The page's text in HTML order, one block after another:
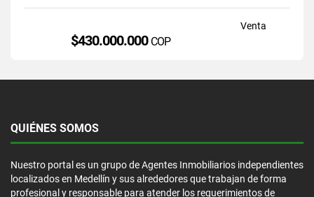
Venta
$430.000.000 COP
QUIÉNES SOMOS
Nuestro portal es un grupo de Agentes Inmobiliarios independientes
localizados en Medellín y sus alrededores que trabajan de forma
profesional y responsable para atender los requerimientos de